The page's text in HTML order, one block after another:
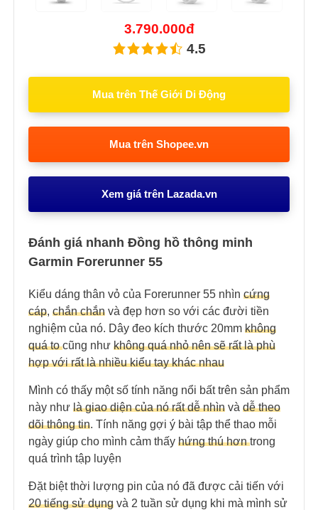
3.790.000đ
4.5
Mua trên Thế Giới Di Động
Mua trên Shopee.vn
Xem giá trên Lazada.vn
Đánh giá nhanh Đồng hồ thông minh
Garmin Forerunner 55
Kiểu dáng thân vỏ của Forerunner 55 nhìn cứng
cáp, chắn chắn và đẹp hơn so với các đười tiền
nghiệm của nó. Dây đeo kích thước 20mm không
quá tocũng như không quá nhỏ nên sẽ rất là phù
hợp với rất là nhiều kiểu tay khác nhau
Mình có thấy một số tính năng nổi bất trên sản phẩm
này như là giao diện của nó rất dễ nhìn và dễ theo
dõi thông tin. Tính năng gợi ý bài tập thể thao mỗi
ngày giúp cho mình cảm thấy hứng thú hơntrong
quá trình tập luyện
Đặt biệt thời lượng pin của nó đã được cải tiến với
20 tiếng sử dụng và 2 tuần sử dụng khi mà mình sử